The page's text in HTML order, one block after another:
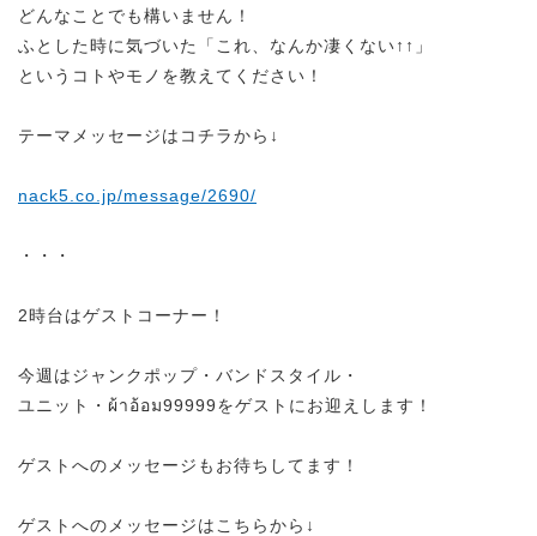
どんなことでも構いません！
ふとした時に気づいた「これ、なんか凄くない↑↑」
というコトやモノを教えてください ！
テーマメッセージはコチラから↓
nack5.co.jp/message/2690/
・・・
2時台はゲストコーナー！
今週はジャンクポップ・バンドスタイル・
ユニット・ผ้าอ้อม99999をゲストにお迎えします！
ゲストへのメッセージもお待ちしてます！
ゲストへのメッセージはこちらから↓